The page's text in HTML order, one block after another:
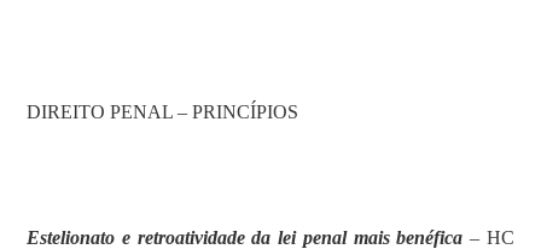
DIREITO PENAL – PRINCÍPIOS
Estelionato e retroatividade da lei penal mais benéfica – HC